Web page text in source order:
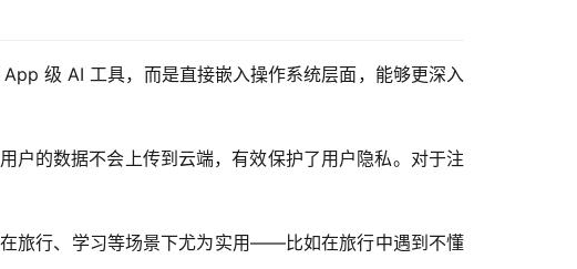
级 AI 工具，而是直接嵌入操作系统层面，能够更深入
户的数据不会上传到云端，有效保护了用户隐私。对于注
旅行、学习等场景下尤为实用——比如在旅行中遇到不懂